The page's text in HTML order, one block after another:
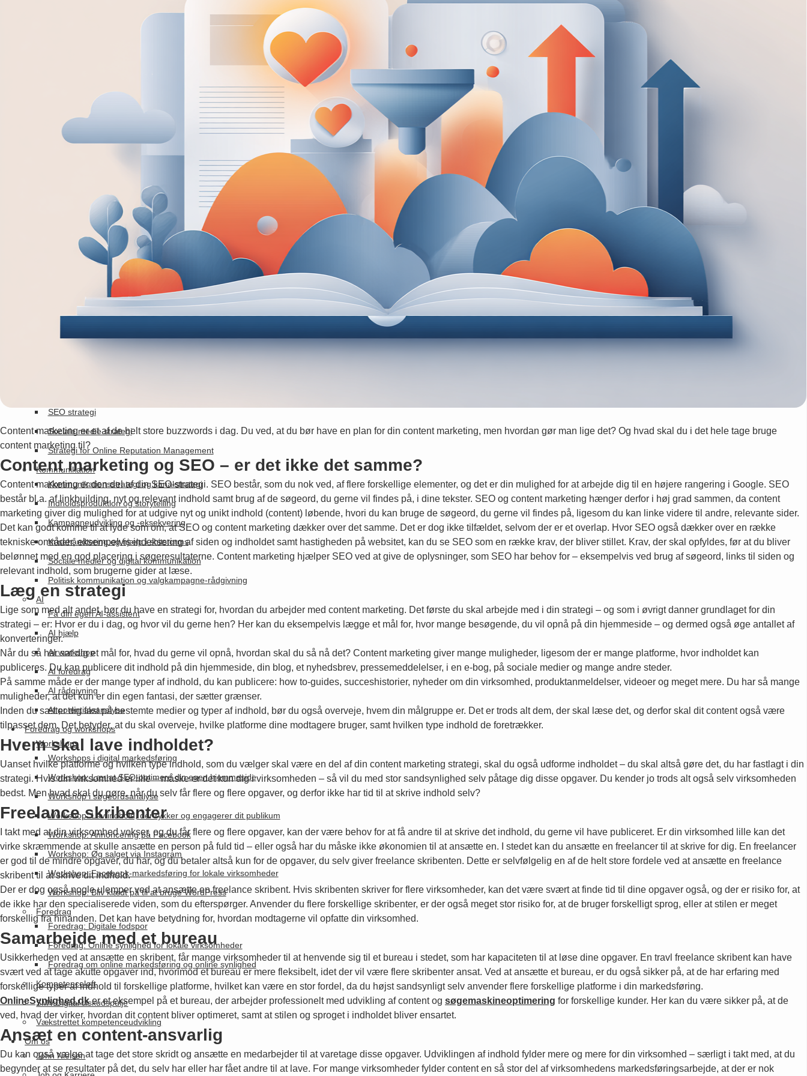
Søgemaskineoptimering
Tekstforfatning & Online kommunikation
Content marketing
Online Reputation Management
Facebook annoncering
SEO strategi
Sociale medie strategi
Strategi for Online Reputation Management
Kommunikation
Kommunikationsstrategi og kanalstrategi
Indholdsproduktion og storytelling
Kampagneudvikling og -eksekvering
Krisehåndtering og hjælp i shitstorms
Sociale medier og digital kommunikation
Politisk kommunikation og valgkampagne-rådgivning
AI
Få din egen AI-assistent
AI hjælp
AI workshop
AI foredrag
AI rådgivning
AI potentialeanalyse
Foredrag og workshops
Workshops
Workshops i digital markedsføring
Workshop: Lær at SEO-optimere din egen hjemmeside
Workshop i søgeordsanalyse
Workshop: Lav indhold, der rykker og engagerer dit publikum
Workshop: Annoncering på Facebook
Workshop: Øg salget via Instagram
Workshop: Facebook-markedsføring for lokale virksomheder
Workshop: Bliv klædt på til at bruge WordPress
Foredrag
Foredrag: Digitale fodspor
Foredrag: Online synlighed for lokale virksomheder
Foredrag om online markedsføring og online synlighed
Kompetenceløft
SMV:Digital tilskudspulje
Vækstrettet kompetenceudvikling
Om os
John Nielsen
Content marketing er et af de helt store buzzwords i dag. Du ved, at du bør have en plan for din content marketing, men hvordan gør man lige det? Og hvad skal du i det hele tage bruge
content marketing til?
Content marketing og SEO – er det ikke det samme?
Content marketing er den del af din SEO-strategi. SEO består, som du nok ved, af flere forskellige elementer, og det er din mulighed for at arbejde dig til en højere rangering i Google. SEO
består bl.a. af linkbuilding, nyt og relevant indhold samt brug af de søgeord, du gerne vil findes på, i dine tekster. SEO og content marketing hænger derfor i høj grad sammen, da content
marketing giver dig mulighed for at udgive nyt og unikt indhold (content) løbende, hvori du kan bruge de søgeord, du gerne vil findes på, ligesom du kan linke videre til andre, relevante sider.
Det kan godt komme til at lyde som om, at SEO og content marketing dækker over det samme. Det er dog ikke tilfældet, selvom der er et overlap. Hvor SEO også dækker over en række
tekniske områder, eksempelvis indeksering af siden og indholdet samt hastigheden på websitet, kan du se SEO som en række krav, der bliver stillet. Krav, der skal opfyldes, før at du bliver
belønnet med en god placering i søgeresultaterne. Content marketing hjælper SEO ved at give de oplysninger, som SEO har behov for – eksempelvis ved brug af søgeord, links til siden og
relevant indhold, som brugerne gider at læse.
Læg en strategi
Lige som med alt andet, bør du have en strategi for, hvordan du arbejder med content marketing. Det første du skal arbejde med i din strategi – og som i øvrigt danner grundlaget for din
strategi – er: Hvor er du i dag, og hvor vil du gerne hen? Her kan du eksempelvis lægge et mål for, hvor mange besøgende, du vil opnå på din hjemmeside – og dermed også øge antallet af
konverteringer.
Når du så har sat dig et mål for, hvad du gerne vil opnå, hvordan skal du så nå det? Content marketing giver mange muligheder, ligesom der er mange platforme, hvor indholdet kan
publiceres. Du kan publicere dit indhold på din hjemmeside, din blog, et nyhedsbrev, pressemeddelelser, i en e-bog, på sociale medier og mange andre steder.
På samme måde er der mange typer af indhold, du kan publicere: how to-guides, succeshistorier, nyheder om din virksomhed, produktanmeldelser, videoer og meget mere. Du har så mange
muligheder, at det kun er din egen fantasi, der sætter grænser.
Inden du sætter dig fast på bestemte medier og typer af indhold, bør du også overveje, hvem din målgruppe er. Det er trods alt dem, der skal læse det, og derfor skal dit content også være
tilpasset dem. Det betyder, at du skal overveje, hvilke platforme dine modtagere bruger, samt hvilken type indhold de foretrækker.
Hvem skal lave indholdet?
Uanset hvilke platforme og hvilken type indhold, som du vælger skal være en del af din content marketing strategi, skal du også udforme indholdet – du skal altså gøre det, du har fastlagt i din
strategi. Hvis din virksomhed er lille – måske er det kun dig i virksomheden – så vil du med stor sandsynlighed selv påtage dig disse opgaver. Du kender jo trods alt også selv virksomheden
bedst. Men hvad skal du gøre, når du selv får flere og flere opgaver, og derfor ikke har tid til at skrive indhold selv?
Freelance skribenter
I takt med at din virksomhed vokser, og du får flere og flere opgaver, kan der være behov for at få andre til at skrive det indhold, du gerne vil have publiceret. Er din virksomhed lille kan det
virke skræmmende at skulle ansætte en person på fuld tid – eller også har du måske ikke økonomien til at ansætte en. I stedet kan du ansætte en freelancer til at skrive for dig. En freelancer
er god til de mindre opgaver, du har, og du betaler altså kun for de opgaver, du selv giver freelance skribenten. Dette er selvfølgelig en af de helt store fordele ved at ansætte en freelance
skribent til at skrive dit indhold.
Der er dog også nogle ulemper ved at ansætte en freelance skribent. Hvis skribenten skriver for flere virksomheder, kan det være svært at finde tid til dine opgaver også, og der er risiko for, at
de ikke har den specialiserede viden, som du efterspørger. Anvender du flere forskellige skribenter, er der også meget stor risiko for, at de bruger forskelligt sprog, eller at stilen er meget
forskellig fra hinanden. Det kan have betydning for, hvordan modtagerne vil opfatte din virksomhed.
Samarbejde med et bureau
Usikkerheden ved at ansætte en skribent, får mange virksomheder til at henvende sig til et bureau i stedet, som har kapaciteten til at løse dine opgaver. En travl freelance skribent kan have
svært ved at tage akutte opgaver ind, hvorimod et bureau er mere fleksibelt, idet der vil være flere skribenter ansat. Ved at ansætte et bureau, er du også sikker på, at de har erfaring med
forskellige typer af indhold til forskellige platforme, hvilket kan være en stor fordel, da du højst sandsynligt selv anvender flere forskellige platforme i din markedsføring.
OnlineSynlighed.dker et eksempel på et bureau, der arbejder professionelt med udvikling af content og søgemaskineoptimering for forskellige kunder. Her kan du være sikker på, at de
ved, hvad der virker, hvordan dit content bliver optimeret, samt at stilen og sproget i indholdet bliver ensartet.
Ansæt en content-ansvarlig
Du kan også vælge at tage det store skridt og ansætte en medarbejder til at varetage disse opgaver. Udviklingen af indhold fylder mere og mere for din virksomhed – særligt i takt med, at du
begynder at se resultater på det, du selv har eller har fået andre til at lave. For mange virksomheder fylder content en så stor del af virksomhedens markedsføringsarbejde, at der er nok